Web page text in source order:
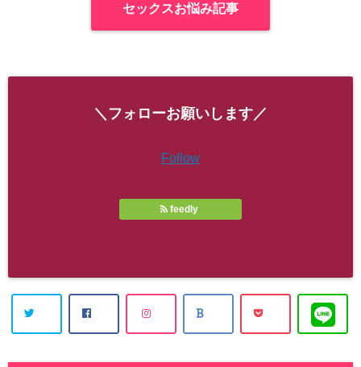
セックスお悩み記事
＼フォローお願いします／
Follow
feedly